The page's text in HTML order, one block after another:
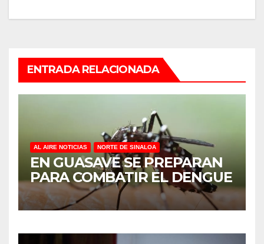
ENTRADA RELACIONADA
AL AIRE NOTICIAS NORTE DE SINALOA
EN GUASAVE SE PREPARAN
PARA COMBATIR EL DENGUE